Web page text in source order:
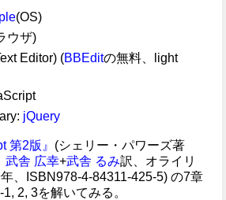
(OS)
ウザ)
Editor) (BBEditの無料、light
jQuery
第2版』 (シェリー・パワーズ著
武舎 広幸+武舎 るみ訳、オライリ
、ISBN978-4-84311-425-5) の7章
2, 3を解いてみる。